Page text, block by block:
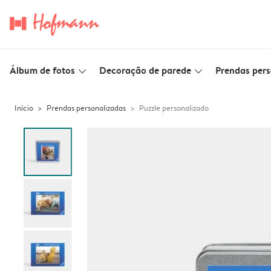
Álbum de fotos slim_arrow_down Decoração de parede slim_arrow_down Prendas
Início Prendas personalizadas Puzzle personalizado